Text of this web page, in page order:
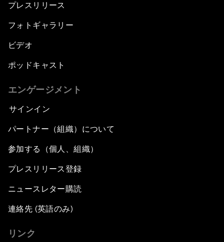
プレスリリース
フォトギャラリー
ビデオ
ポッドキャスト
エンゲージメント
サインイン
パートナー（組織）について
参加する（個人、組織）
プレスリリース登録
ニュースレター購読
連絡先 (英語のみ)
リンク